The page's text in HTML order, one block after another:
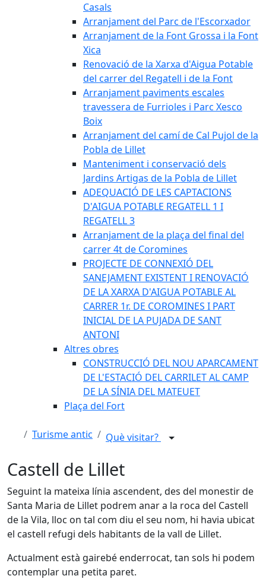
Casals
Arranjament del Parc de l'Escorxador
Arranjament de la Font Grossa i la Font
Xica
Renovació de la Xarxa d'Aigua Potable
del carrer del Regatell i de la Font
Arranjament paviments escales
travessera de Furrioles i Parc Xesco
Boix
Arranjament del camí de Cal Pujol de la
Pobla de Lillet
Manteniment i conservació dels
Jardins Artigas de la Pobla de Lillet
ADEQUACIÓ DE LES CAPTACIONS
D'AIGUA POTABLE REGATELL 1 I
REGATELL 3
Arranjament de la plaça del final del
carrer 4t de Coromines
PROJECTE DE CONNEXIÓ DEL
SANEJAMENT EXISTENT I RENOVACIÓ
DE LA XARXA D'AIGUA POTABLE AL
CARRER 1r. DE COROMINES I PART
INICIAL DE LA PUJADA DE SANT
ANTONI
Altres obres
CONSTRUCCIÓ DEL NOU APARCAMENT
DE L'ESTACIÓ DEL CARRILET AL CAMP
DE LA SÍNIA DEL MATEUET
Plaça del Fort
Turisme antic Què visitar?
Castell de Lillet
Seguint la mateixa línia ascendent, des del monestir de
Santa Maria de Lillet podrem anar a la roca del Castell
de la Vila, lloc on tal com diu el seu nom, hi havia ubicat
el castell refugi dels habitants de la vall de Lillet.
Actualment està gairebé enderrocat, tan sols hi podem
contemplar una petita paret.